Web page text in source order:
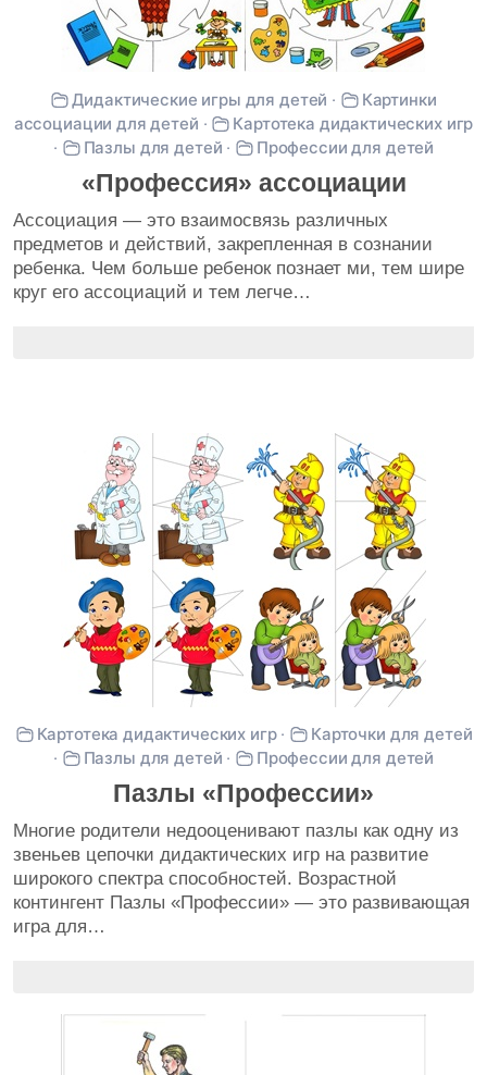
Дидактические игры для детей ·
Картинки
ассоциации для детей ·
Картотека дидактических игр
·
Пазлы для детей · Профессии для детей
«Профессия» ассоциации
Ассоциация — это взаимосвязь различных
предметов и действий, закрепленная в сознании
ребенка. Чем больше ребенок познает ми, тем шире
круг его ассоциаций и тем легче…
Картотека дидактических игр·
Карточки для детей
·
Пазлы для детей · Профессии для детей
Пазлы «Профессии»
Многие родители недооценивают пазлы как одну из
звеньев цепочки дидактических игр на развитие
широкого спектра способностей. Возрастной
контингент Пазлы «Профессии» — это развивающая
игра для…